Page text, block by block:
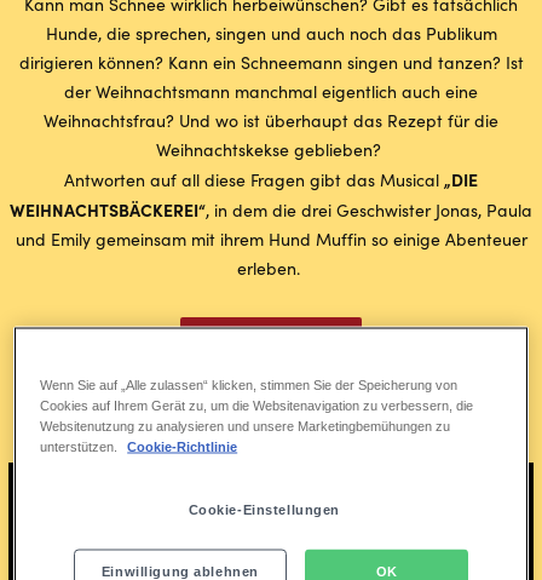
Kann man Schnee wirklich herbeiwünschen? Gibt es tatsächlich
Hunde, die sprechen, singen und auch noch das Publikum
dirigieren können? Kann ein Schneemann singen und tanzen? Ist
der Weihnachtsmann manchmal eigentlich auch eine
Weihnachtsfrau? Und wo ist überhaupt das Rezept für die
Weihnachtskekse geblieben?
Antworten auf all diese Fragen gibt das Musical „DIE
WEIHNACHTSBÄCKEREI“, in dem die drei Geschwister Jonas, Paula
und Emily gemeinsam mit ihrem Hund Muffin so einige Abenteuer
erleben.
Trailer ansehen
Wenn Sie auf „Alle zulassen“ klicken, stimmen Sie der Speicherung von
Cookies auf Ihrem Gerät zu, um die Websitenavigation zu verbessern, die
Websitenutzung zu analysieren und unsere Marketingbemühungen zu
unterstützen.
Cookie-Richtlinie
Cookie-Einstellungen
Einwilligung ablehnen OK